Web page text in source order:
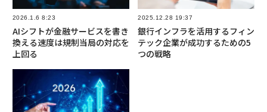
2026.1.6 8:23
AIシフトが金融サービスを書き
換える速度は規制当局の対応を
上回る
2025.12.28 19:37
銀行インフラを活用するフィン
テック企業が成功するための5
つの戦略